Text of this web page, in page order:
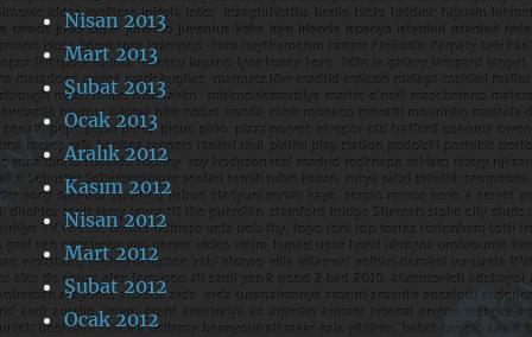
Nisan 2013
Mart 2013
Şubat 2013
Ocak 2013
Aralık 2012
Kasım 2012
Nisan 2012
Mart 2012
Şubat 2012
Ocak 2012